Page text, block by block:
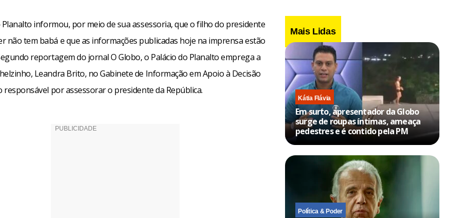
Planalto informou, por meio de sua assessoria, que o filho do presidente
não tem babá e que as informações publicadas hoje na imprensa estão
reportagem do jornal O Globo, o Palácio do Planalto emprega a
Leandra Brito, no Gabinete de Informação em Apoio à Decisão
responsável por assessorar o presidente da República.
Mais Lidas
Kátia Flávia
Em surto, apresentador da Globo
surge de roupas íntimas, ameaça
pedestres e é contido pela PM
Política & Poder